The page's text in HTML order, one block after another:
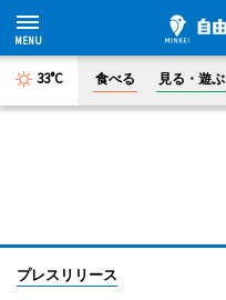
33°C 食べる 見る・遊ぶ
プレスリリース